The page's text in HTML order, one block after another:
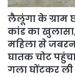
लैलूंगा के ग्राम
कांड का खुलासा,
महिला से जबरन
घातक चोट
गला घोंटकर ली